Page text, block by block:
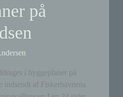
på
i byggeplaner på
indsendt af Fiskerhavnens